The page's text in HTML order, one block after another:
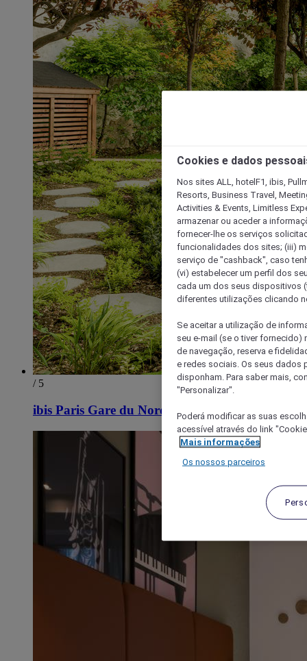
/ 5
ibis Paris Gare du Nord La Fayette 10ème
Cookies e dados
Nos sites ALL, hotelF1, ibis,
Resorts, Business Travel,
Activities & Events, Limitless
armazenar ou aceder a
fornecer-lhe os serviços
funcionalidades dos sites; (iii)
serviço de "cashback", caso
(vi) estabelecer um perfil dos
cada um dos seus dispositivos
diferentes utilizações clicando
Se aceitar a utilização de
seu e-mail (se o tiver
de navegação, reserva e
e redes sociais. Os seus dados
disponham. Para saber mais,
"Personalizar".
Poderá modificar as suas
acessível através do link
Mais informações
Os nossos parceiros